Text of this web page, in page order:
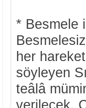
* Besmele
her
söyleyen
teâlâ
verilecek,